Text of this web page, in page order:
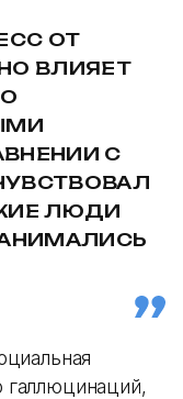
ОТ
ВЛИЯЕТ
С
ЛЮДИ
галлюцинаций,